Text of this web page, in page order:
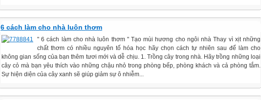
6 cách làm cho nhà luôn thơm
" 6 cách làm cho nhà luôn thơm " Tạo mùi hương cho ngôi nhà Thay vì xịt những
chất thơm có nhiều nguyên tố hóa học hãy chọn cách tự nhiên sau để làm cho
không gian sống của bạn thêm tươi mới và dễ chịu. 1. Trồng cây trong nhà. Hãy trồng những loại
cây cỏ mà bạn yêu thích vào những chậu nhỏ trong phòng bếp, phòng khách và cả phòng tắm.
Sự hiện diện của cây xanh sẽ giúp giảm sự ô nhiễm...